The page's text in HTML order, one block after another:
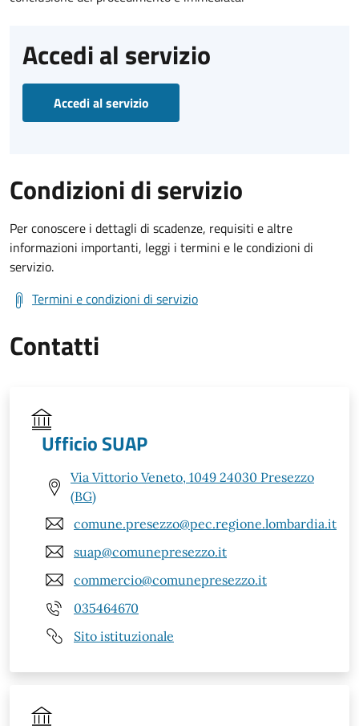
Accedi al servizio
Accedi al servizio
Condizioni di servizio
Per conoscere i dettagli di scadenze, requisiti e altre
informazioni importanti, leggi i termini e le condizioni di
servizio.
Termini e condizioni di servizio
Contatti
Ufficio SUAP
Via Vittorio Veneto, 1049 24030 Presezzo
(BG)
comune.presezzo@pec.regione.lombardia.it
suap@comunepresezzo.it
commercio@comunepresezzo.it
035464670
Sito istituzionale